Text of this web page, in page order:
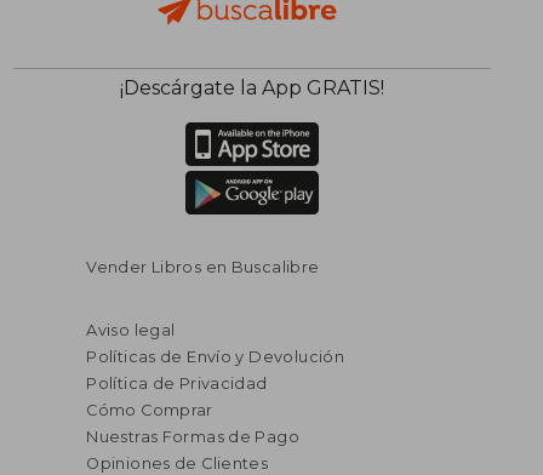
¡Descárgate la App GRATIS!
Vender Libros en Buscalibre
Aviso legal
Políticas de Envío y Devolución
Política de Privacidad
Cómo Comprar
Nuestras Formas de Pago
Opiniones de Clientes